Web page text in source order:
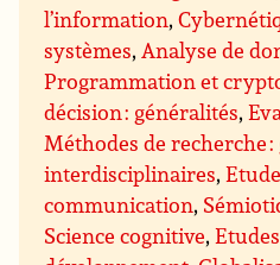
l’information,
systèmes,Analyse de
Programmation et
décision : généralités,
Méthodes de recherche
interdisciplinaires,
communication,
Science cognitive,